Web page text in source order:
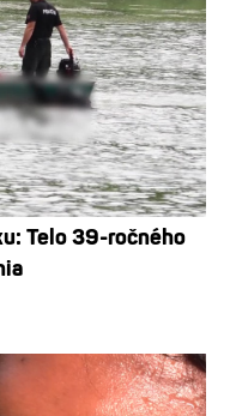
Telo 39-ročného